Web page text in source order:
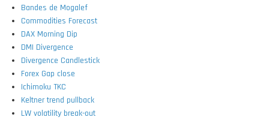
Bandes de Mogalef
Commodities Forecast
DAX Morning Dip
DMI Divergence
Divergence Candlestick
Forex Gap close
Ichimoku TKC
Keltner trend pullback
LW volatility break-out